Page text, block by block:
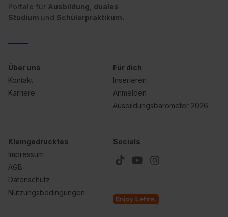
Portale für Ausbildung, duales
Studium und Schülerpraktikum.
Über uns
Kontakt
Karriere
Für dich
Inserieren
Anmelden
Ausbildungsbarometer 2026
Kleingedrucktes
Impressum
AGB
Datenschutz
Nutzungsbedingungen
Socials